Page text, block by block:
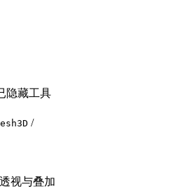
隐藏工具
/
视与叠加